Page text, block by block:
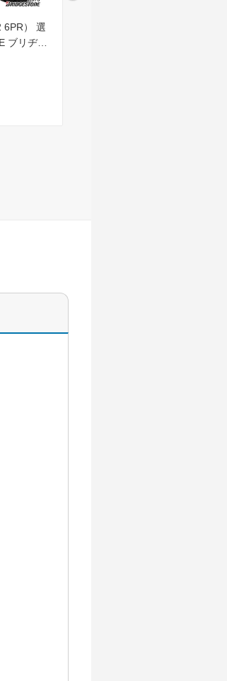
6PR） 選
ブリヂス
4H100
セット
ン
12